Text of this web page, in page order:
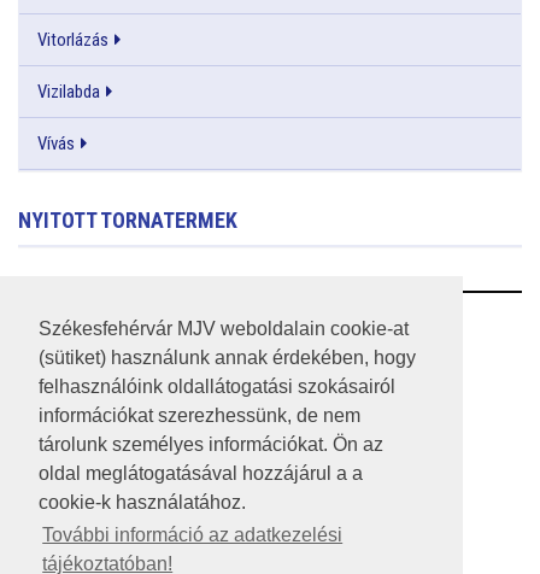
Székesfehérvár MJV weboldalain cookie-at
(sütiket) használunk annak érdekében, hogy
felhasználóink oldallátogatási szokásairól
információkat szerezhessünk, de nem
tárolunk személyes információkat. Ön az
oldal meglátogatásával hozzájárul a a
cookie-k használatához.
További információ az adatkezelési
tájékoztatóban!
Vitorlázás
Vizilabda
Vívás
NYITOTT TORNATERMEK
RSS
A HONLAP 2017.03.31-I ÁLLAPOTA
JOGI NYILATKOZAT
IMPRESSZUM
KÖZÉRDEKŰ ADATOK